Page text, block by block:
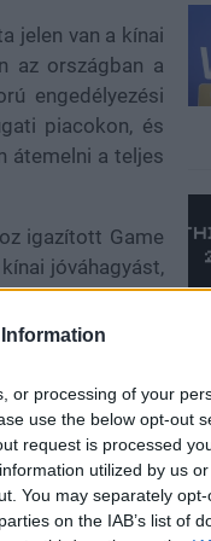
or processing of your
use the below opt-out
request is processed
utilized by us
You may separately
on the IAB’s list of
jelen van a kínai
az országban a
engedélyezési
piacokon, és
átemelni a teljes
igazított Game
jóváhagyást,
lépés lenne,
hatalmas
formában
A leírás
amely